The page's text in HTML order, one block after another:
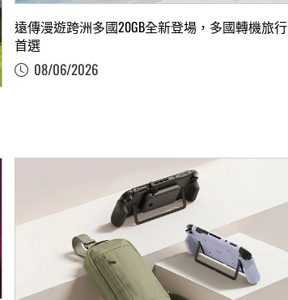
遠傳漫遊跨洲多國20GB全新登場，多國轉機旅行
首選
08/06/2026